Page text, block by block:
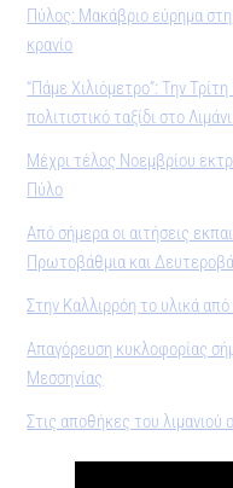
Πύλος: Μακάβριο εύρημα
κρανίο
“Πάμε Χιλιόμετρο”: Την
πολιτιστικό ταξίδι στο
Μέχρι τέλος Νοεμβρίου
Πύλο
Από σήμερα οι αιτήσεις
Πρωτοβάθμια και
Στην Καλλιρρόη το υλικά
Απαγόρευση κυκλοφορίας
Μεσσηνίας
Στις αποθήκες του